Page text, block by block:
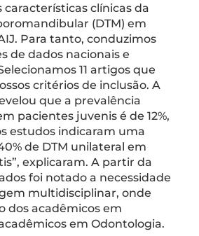
características clínicas da
(DTM) em
Para tanto, conduzimos
de dados nacionais e
11 artigos que
critérios de inclusão. A
que a prevalência
pacientes juvenis é de 12%,
estudos indicaram uma
de DTM unilateral em
explicaram. A partir da
foi notado a necessidade
multidisciplinar, onde
dos acadêmicos em
em Odontologia.